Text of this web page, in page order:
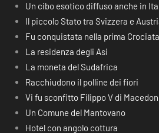
Un cibo esotico diffuso anche in
Il piccolo Stato tra Svizzera e
Fu conquistata nella prima Crociata
La residenza degli Asi
La moneta del Sudafrica
Racchiudono il polline dei fiori
Vi fu sconfitto Filippo V di
Un Comune del Mantovano
Hotel con angolo cottura